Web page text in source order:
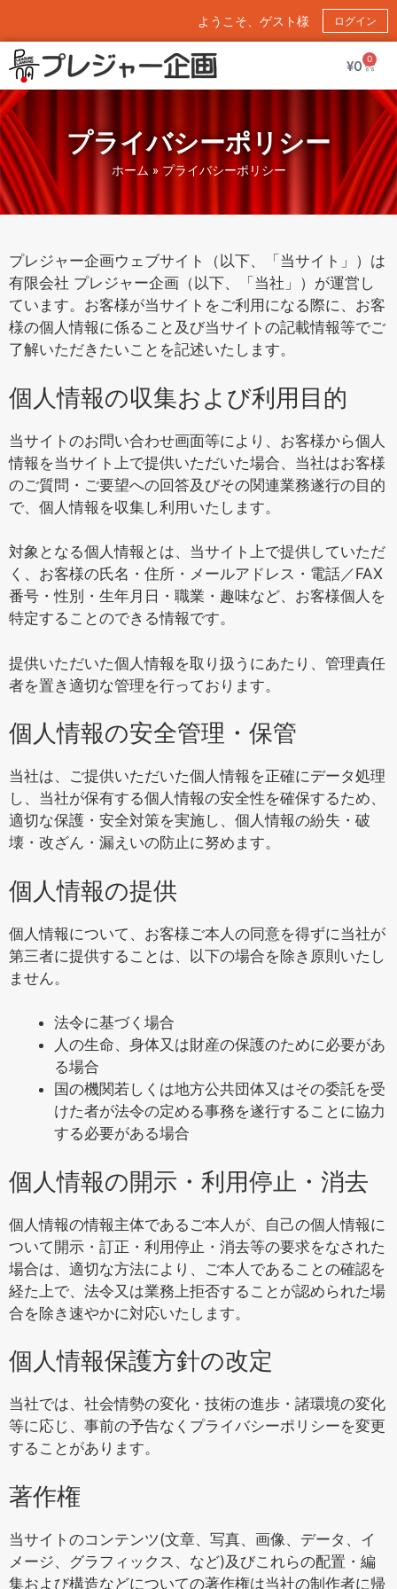
ようこそ、ゲスト様 ログイン
¥0 0
プライバシーポリシー
ホーム » プライバシーポリシー
プレジャー企画ウェブサイト（以下、「当サイト」）は
有限会社 プレジャー企画（以下、「当社」）が運営し
ています。お客様が当サイトをご利用になる際に、お客
様の個人情報に係ること及び当サイトの記載情報等でご
了解いただきたいことを記述いたします。
個人情報の収集および利用目的
当サイトのお問い合わせ画面等により、お客様から個人
情報を当サイト上で提供いただいた場合、当社はお客様
のご質問・ご要望への回答及びその関連業務遂行の目的
で、個人情報を収集し利用いたします。
対象となる個人情報とは、当サイト上で提供していただ
く、お客様の氏名・住所・メールアドレス・電話／FAX
番号・性別・生年月日・職業・趣味など、お客様個人を
特定することのできる情報です。
提供いただいた個人情報を取り扱うにあたり、管理責任
者を置き適切な管理を行っております。
個人情報の安全管理・保管
当社は、ご提供いただいた個人情報を正確にデータ処理
し、当社が保有する個人情報の安全性を確保するため、
適切な保護・安全対策を実施し、個人情報の紛失・破
壊・改ざん・漏えいの防止に努めます。
個人情報の提供
個人情報について、お客様ご本人の同意を得ずに当社が
第三者に提供することは、以下の場合を除き原則いたし
ません。
法令に基づく場合
人の生命、身体又は財産の保護のために必要があ
る場合
国の機関若しくは地方公共団体又はその委託を受
けた者が法令の定める事務を遂行することに協力
する必要がある場合
個人情報の開示・利用停止・消去
個人情報の情報主体であるご本人が、自己の個人情報に
ついて開示・訂正・利用停止・消去等の要求をなされた
場合は、適切な方法により、ご本人であることの確認を
経た上で、法令又は業務上拒否することが認められた場
合を除き速やかに対応いたします。
個人情報保護方針の改定
当社では、社会情勢の変化・技術の進歩・諸環境の変化
等に応じ、事前の予告なくプライバシーポリシーを変更
することがあります。
著作権
当サイトのコンテンツ(文章、写真、画像、データ、イ
メージ、グラフィックス、など)及びこれらの配置・編
集および構造などについての著作権は当社の制作者に帰